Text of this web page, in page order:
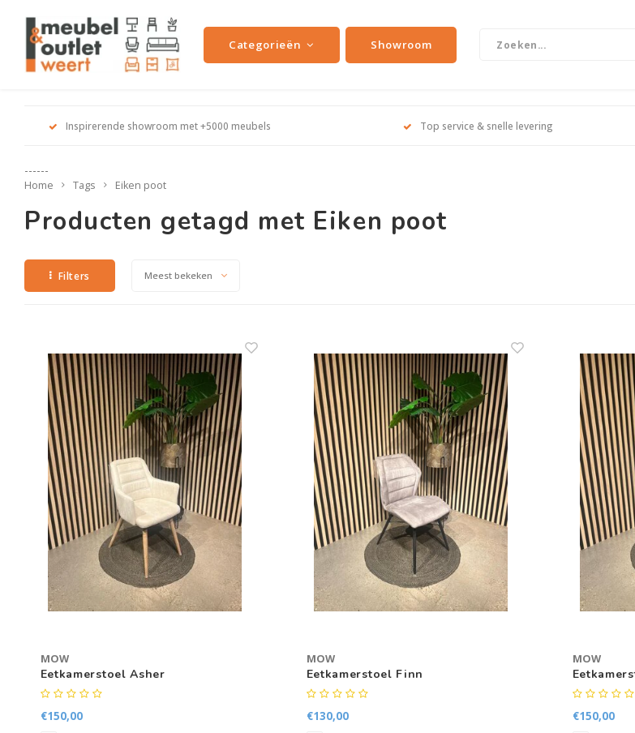
Categorieën Showroom
Inspirerende showroom met +5000 meubels Top service & snelle levering
------
Home Tags Eiken poot
Producten getagd met Eiken poot
Filters Meest bekeken
MOW
Eetkamerstoel Asher
€150,00
MOW
Eetkamerstoel Finn
€130,00
MOW
€150,00